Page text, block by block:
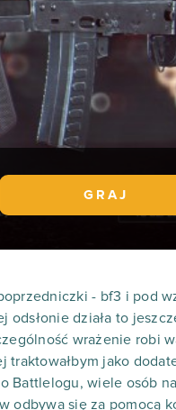
GRAJ
- bf3 i pod
odsłonie działa to
wrażenie robi
traktowałbym jako
Battlelogu, wiele osób
odbywa się za pomocą